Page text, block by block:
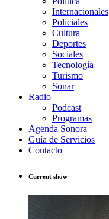
Internacionales
Policiales
Cultura
Deportes
Sociales
Tecnología
Turismo
Sonar
Radio
Podcast
Programas
Agenda Sonora
Guía de Servicios
Contacto
Current show